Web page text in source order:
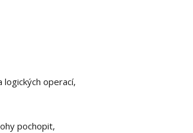
operací,
pochopit,